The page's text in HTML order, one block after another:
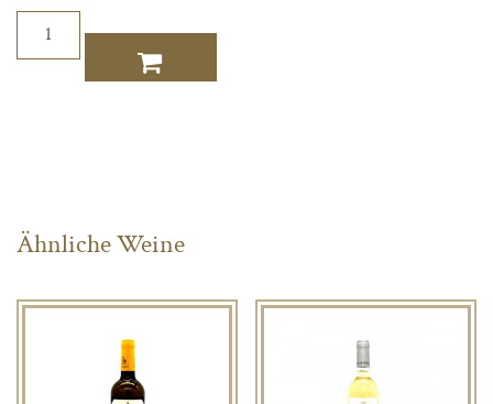
Domaine
de
Ähnliche Weine